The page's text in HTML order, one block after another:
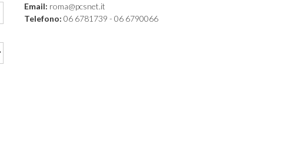
Email: roma@pcsnet.it
Telefono: 06 6781739 - 06 6790066